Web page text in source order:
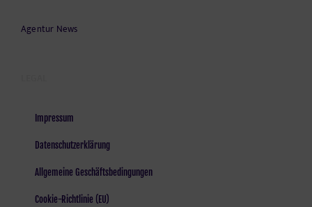
Agentur News
Impressum
Datenschutzerklärung
Allgemeine Geschäftsbedingungen
Cookie-Richtlinie (EU)